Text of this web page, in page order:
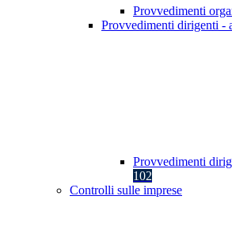
Provvedimenti
Provvedimenti dirigenti -
Provvedimenti
102
Controlli sulle imprese